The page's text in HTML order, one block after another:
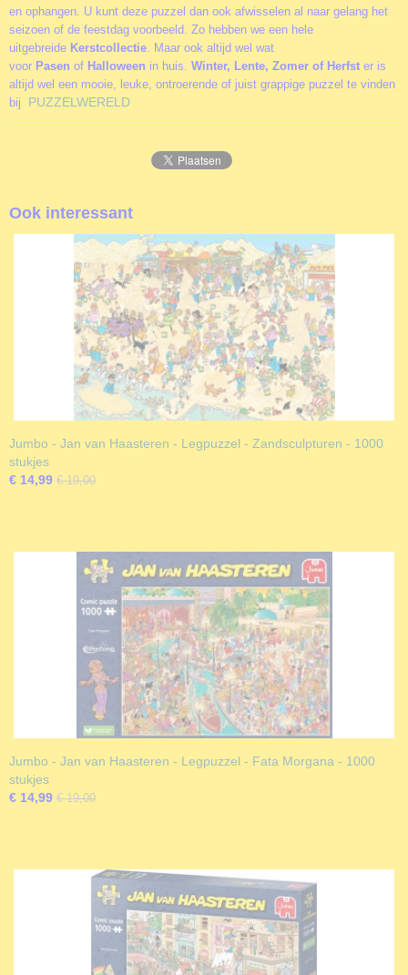
en ophangen. U kunt deze puzzel dan ook afwisselen al naar gelang het
seizoen of de feestdag voorbeeld. Zo hebben we een hele
uitgebreide Kerstcollectie. Maar ook altijd wel wat
voor Pasen of Halloween in huis. Winter, Lente, Zomer of Herfst er is
altijd wel een mooie, leuke, ontroerende of juist grappige puzzel te vinden
bij PUZZELWERELD
Ook interessant
Jumbo - Jan van Haasteren - Legpuzzel - Zandsculpturen - 1000
stukjes
€ 14,99 € 19,00
Jumbo - Jan van Haasteren - Legpuzzel - Fata Morgana - 1000
stukjes
€ 14,99 € 19,00